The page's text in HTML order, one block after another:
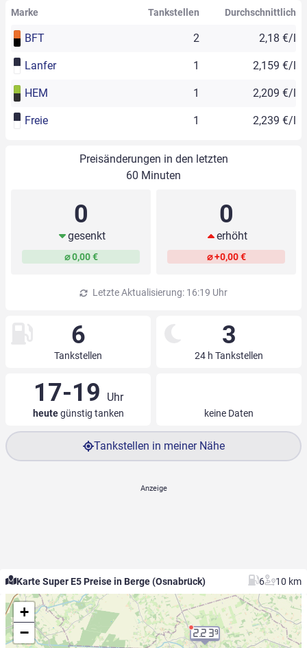
Marke Tankstellen Durchschnittlich
BFT 2 2,18 €/l
Lanfer 1 2,159 €/l
HEM 1 2,209 €/l
Freie 1 2,239 €/l
Preisänderungen in den letzten
60 Minuten
0
gesenkt
⌀ 0,00 €
0
erhöht
⌀ +0,00 €
Letzte Aktualisierung: 16:19 Uhr
6
Tankstellen
3
24 h Tankstellen
17-19 Uhr
heutegünstig tanken keine Daten
Tankstellen in meiner Nähe
Karte Super E5 Preise in Berge (Osnabrück) 6 10 km
2.239
+
−